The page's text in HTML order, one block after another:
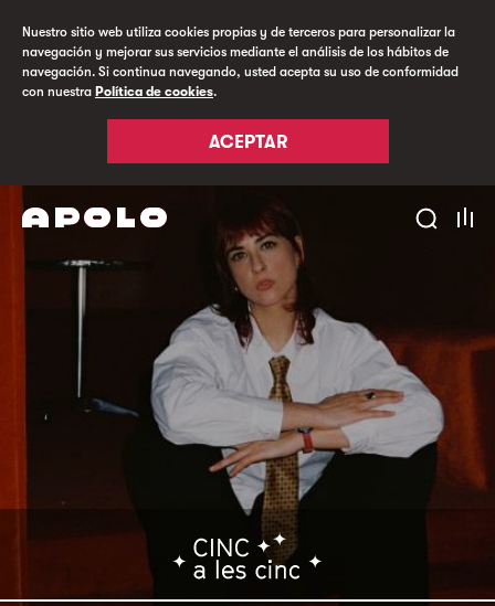
Nuestro sitio web utiliza cookies propias y de terceros para personalizar la
navegación y mejorar sus servicios mediante el análisis de los hábitos de
navegación. Si continua navegando, usted acepta su uso de conformidad
con nuestra Política de cookies.
ACEPTAR